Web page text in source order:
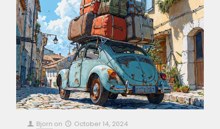
Bjorn on October 14, 2024